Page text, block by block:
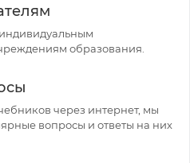
образования.
через интернет, мы
вопросы и ответы на них